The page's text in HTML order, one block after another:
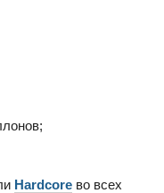
Hardcore во всех